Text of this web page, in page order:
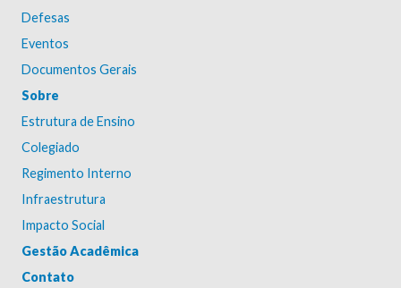
Defesas
Eventos
Documentos Gerais
Sobre
Estrutura de Ensino
Colegiado
Regimento Interno
Infraestrutura
Impacto Social
Gestão Acadêmica
Contato